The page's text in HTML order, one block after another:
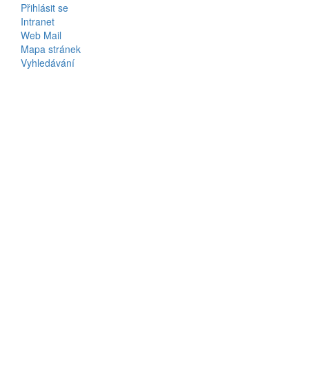
Přihlásit se
Intranet
Web Mail
Mapa stránek
Vyhledávání